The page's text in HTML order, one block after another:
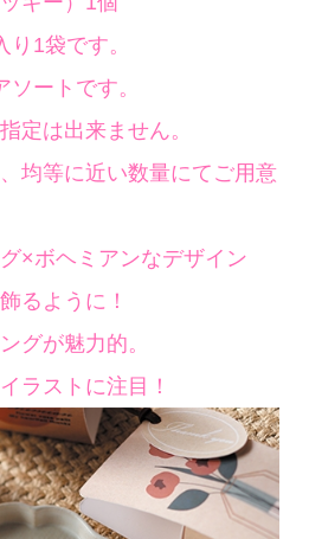
1袋です。
ートです。
定は出来ません。
均等に近い数量にてご用意
×ボヘミアンなデザイン
るように！
グが魅力的。
ラストに注目！